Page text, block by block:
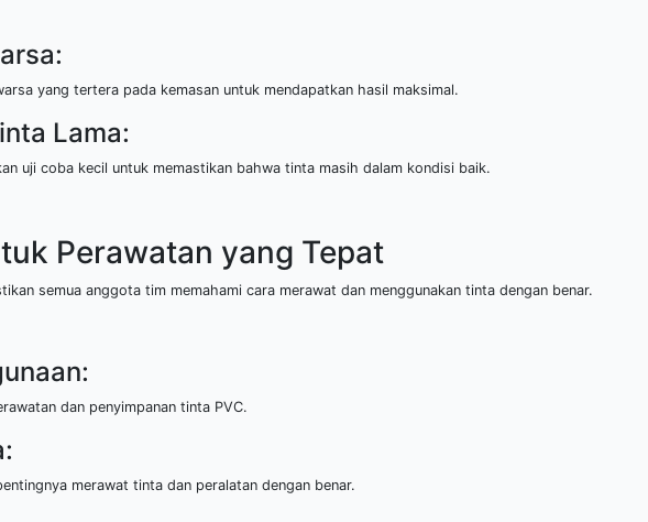
yang tertera pada kemasan untuk mendapatkan hasil maksimal.
Lama:
uji coba kecil untuk memastikan bahwa tinta masih dalam kondisi baik.
Perawatan yang Tepat
semua anggota tim memahami cara merawat dan menggunakan tinta dengan benar.
dan penyimpanan tinta PVC.
merawat tinta dan peralatan dengan benar.